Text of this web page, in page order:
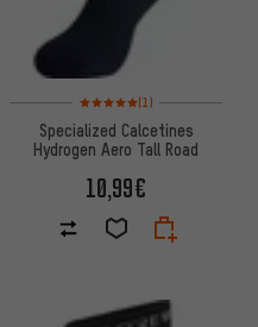
Valoración media: 5 de 5
(1)
Specialized Calcetines
Hydrogen Aero Tall Road
10,99€